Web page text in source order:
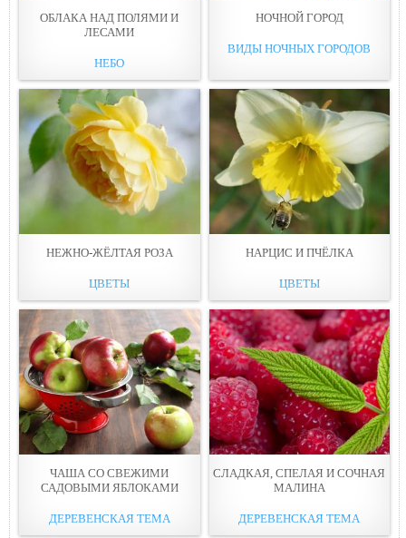
ОБЛАКА НАД ПОЛЯМИ И
ЛЕСАМИ
НЕБО
НОЧНОЙ ГОРОД
ВИДЫ НОЧНЫХ ГОРОДОВ
НЕЖНО-ЖЁЛТАЯ РОЗА
ЦВЕТЫ
НАРЦИС И ПЧЁЛКА
ЦВЕТЫ
ЧАША СО СВЕЖИМИ
САДОВЫМИ ЯБЛОКАМИ
ДЕРЕВЕНСКАЯ ТЕМА
СЛАДКАЯ, СПЕЛАЯ И СОЧНАЯ
МАЛИНА
ДЕРЕВЕНСКАЯ ТЕМА